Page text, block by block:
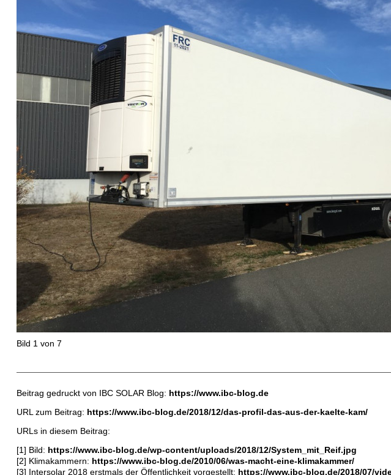
Bild 1 von 7
Beitrag gedruckt von IBC SOLAR Blog: https://www.ibc-blog.de
URL zum Beitrag: https://www.ibc-blog.de/2018/12/das-profil-das-aus-der-kaelte-kam/
URLs in diesem Beitrag:
[1] Bild: https://www.ibc-blog.de/wp-content/uploads/2018/12/System_mit_Reif.jpg
[2] Klimakammern: https://www.ibc-blog.de/2010/06/was-macht-eine-klimakammer/
[3] Intersolar 2018 erstmals der Öffentlichkeit vorgestellt: https://www.ibc-blog.de/2018/07/